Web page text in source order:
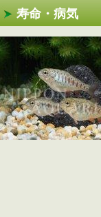
寿命・病気